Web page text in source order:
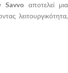
Savvo αποτελεί μια
λειτουργικότητα,